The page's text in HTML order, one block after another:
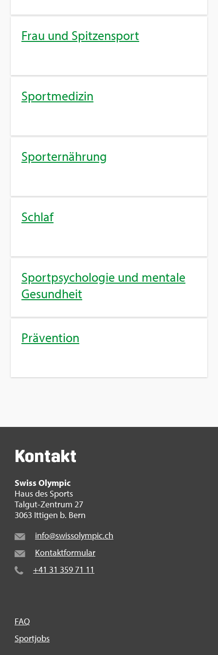
Frau und Spit­zen­sport
Sport­me­di­zin
Sport­er­näh­rung
Schlaf
Sport­psy­cho­lo­gie und men­ta­le
Ge­sund­heit
Prä­ven­ti­on
Kon­takt
Swiss Olym­pic
Haus des Sports
Tal­gut-Zen­trum 27
3063 It­ti­gen b. Bern
info@​swi​ssol​ympi​c.​ch
Kon­takt­for­mu­lar
+41 31 359 71 11
FAQ
Sport­jobs